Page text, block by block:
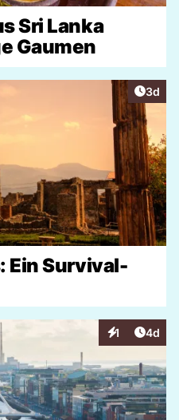
Sri Lanka
Gaumen
3d
Ein Survival-
1
Interaktionen
4d